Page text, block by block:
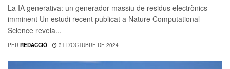
La IA generativa: un generador massiu de residus electrònics
imminent Un estudi recent publicat a Nature Computational
Science revela...
PER REDACCIÓ 31 D'OCTUBRE DE 2024